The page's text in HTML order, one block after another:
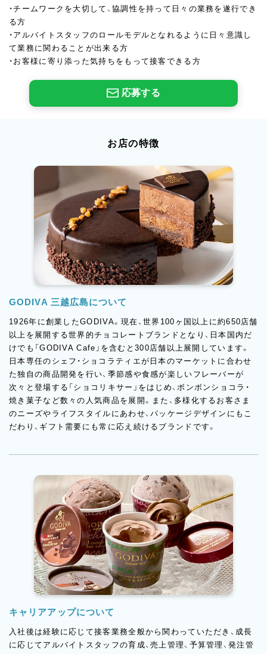
・チームワークを大切して、協調性を持って日々の業務を遂行でき
る方
・アルバイトスタッフのロールモデルとなれるように日々意識し
て業務に関わることが出来る方
・お客様に寄り添った気持ちをもって接客できる方
応募する
お店の特徴
GODIVA 三越広島について
1926年に創業したGODIVA。現在、世界100ヶ国以上に約650店舗
以上を展開する世界的チョコレートブランドとなり、日本国内だ
けでも「GODIVA Cafe」を含むと300店舗以上展開しています。
日本専任のシェフ・ショコラティエが日本のマーケットに合わせ
た独自の商品開発を行い、季節感や食感が楽しいフレーバーが
次々と登場する「ショコリキサー」をはじめ、ボンボンショコラ・
焼き菓子など数々の人気商品を展開。また、多様化するお客さま
のニーズやライフスタイルにあわせ、パッケージデザインにもこ
だわり、ギフト需要にも常に応え続けるブランドです。
キャリアアップについて
入社後は経験に応じて接客業務全般から関わっていただき、成長
に応じてアルバイトスタッフの育成、売上管理、予算管理、発注管